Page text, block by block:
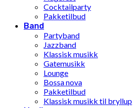
Cocktailparty
Pakketilbud
Band
Partyband
Jazzband
Klassisk musikk
Gatemusikk
Lounge
Bossa nova
Pakketilbud
Klassisk musikk til bryllup